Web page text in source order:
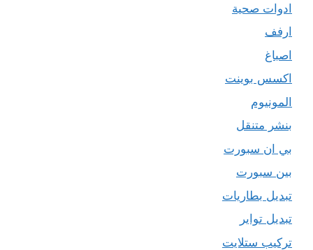
ادوات صحية
ارفف
اصباغ
اكسس بوينت
المونيوم
بنشر متنقل
بي ان سبورت
بين سبورت
تبديل بطاريات
تبديل تواير
تركيب ستلايت